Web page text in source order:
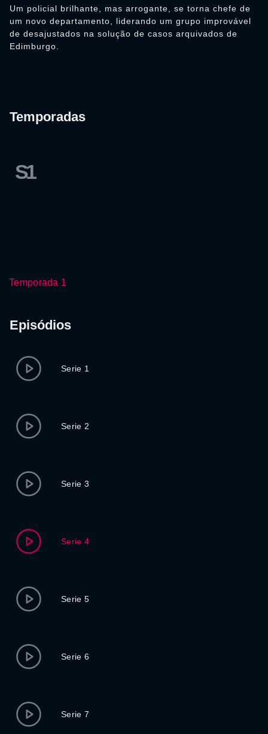
Um policial brilhante, mas arrogante, se torna chefe de
um novo departamento, liderando um grupo improvável
de desajustados na solução de casos arquivados de
Edimburgo.
Temporadas
S1
Temporada 1
Episódios
Serie 1
Serie 2
Serie 3
Serie 4
Serie 5
Serie 6
Serie 7